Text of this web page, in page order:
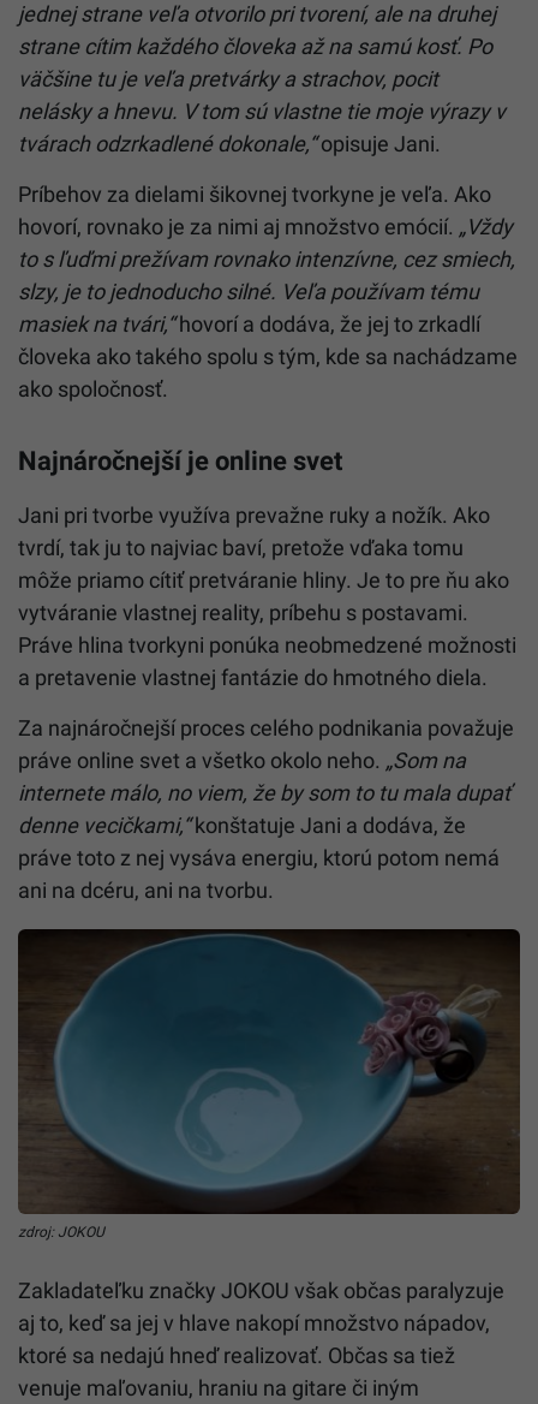
jednej strane veľa otvorilo pri tvorení, ale na druhej
strane cítim každého človeka až na samú kosť. Po
väčšine tu je veľa pretvárky a strachov, pocit
nelásky a hnevu. V tom sú vlastne tie moje výrazy v
tvárach odzrkadlené dokonale,“opisuje Jani.
Príbehov za dielami šikovnej tvorkyne je veľa. Ako
hovorí, rovnako je za nimi aj množstvo emócií. „Vždy
to s ľuďmi prežívam rovnako intenzívne, cez smiech,
slzy, je to jednoducho silné. Veľa používam tému
masiek na tvári,“hovorí a dodáva, že jej to zrkadlí
človeka ako takého spolu s tým, kde sa nachádzame
ako spoločnosť.
Najnáročnejší je online svet
Jani pri tvorbe využíva prevažne ruky a nožík. Ako
tvrdí, tak ju to najviac baví, pretože vďaka tomu
môže priamo cítiť pretváranie hliny. Je to pre ňu ako
vytváranie vlastnej reality, príbehu s postavami.
Práve hlina tvorkyni ponúka neobmedzené možnosti
a pretavenie vlastnej fantázie do hmotného diela.
Za najnáročnejší proces celého podnikania považuje
práve online svet a všetko okolo neho. „Som na
internete málo, no viem, že by som to tu mala dupať
denne vecičkami,“konštatuje Jani a dodáva, že
práve toto z nej vysáva energiu, ktorú potom nemá
ani na dcéru, ani na tvorbu.
zdroj: JOKOU
Zakladateľku značky JOKOU však občas paralyzuje
aj to, keď sa jej v hlave nakopí množstvo nápadov,
ktoré sa nedajú hneď realizovať. Občas sa tiež
venuje maľovaniu, hraniu na gitare či iným